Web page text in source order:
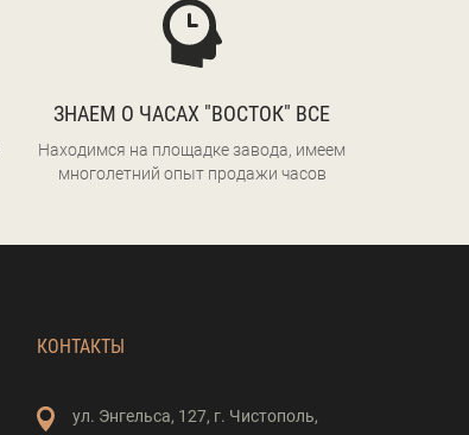
ЗНАЕМ О ЧАСАХ "ВОСТОК" ВСЕ
Находимся на площадке завода, имеем
многолетний опыт продажи часов
КОНТАКТЫ
ул. Энгельса, 127, г. Чистополь,